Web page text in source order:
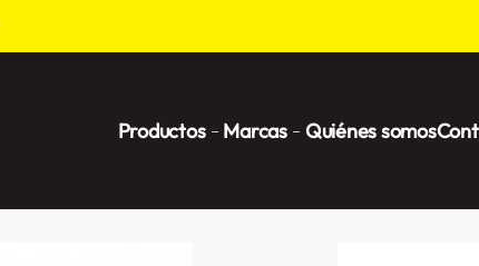
Productos Marcas Quiénes somos